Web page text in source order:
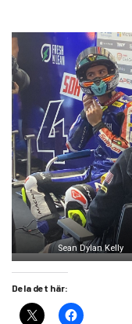
Sean Dylan Kelly
Dela det här: